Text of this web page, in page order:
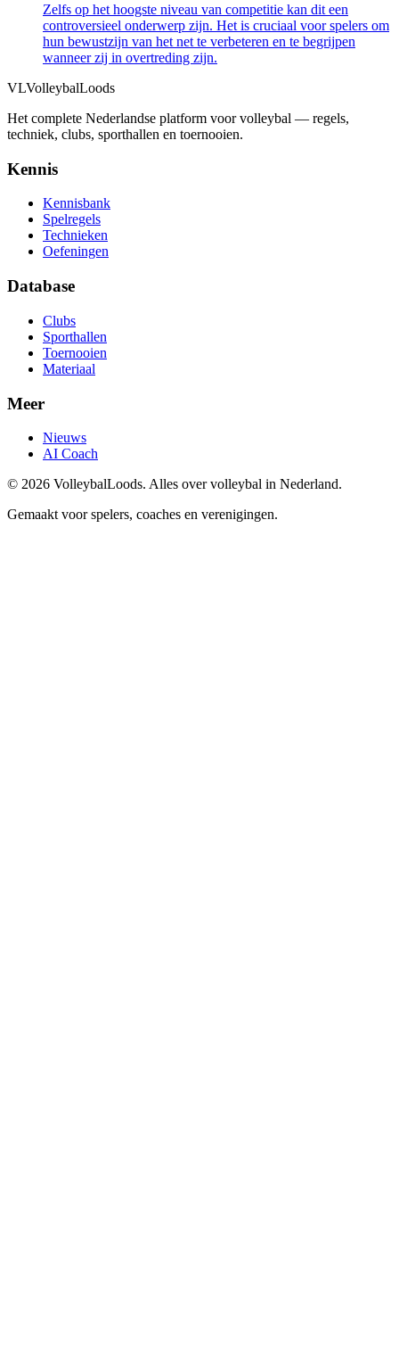
Zelfs op het hoogste niveau van competitie kan ⁢dit een
controversieel onderwerp zijn. Het is cruciaal voor spelers om
hun bewustzijn van⁣ het net te verbeteren en te begrijpen
wanneer zij in overtreding⁤ zijn.
VLVolleybalLoods
Het complete Nederlandse platform voor volleybal — regels,
techniek, clubs, sporthallen en toernooien.
Kennis
Kennisbank
Spelregels
Technieken
Oefeningen
Database
Clubs
Sporthallen
Toernooien
Materiaal
Meer
Nieuws
AI Coach
© 2026 VolleybalLoods. Alles over volleybal in Nederland.
Gemaakt voor spelers, coaches en verenigingen.